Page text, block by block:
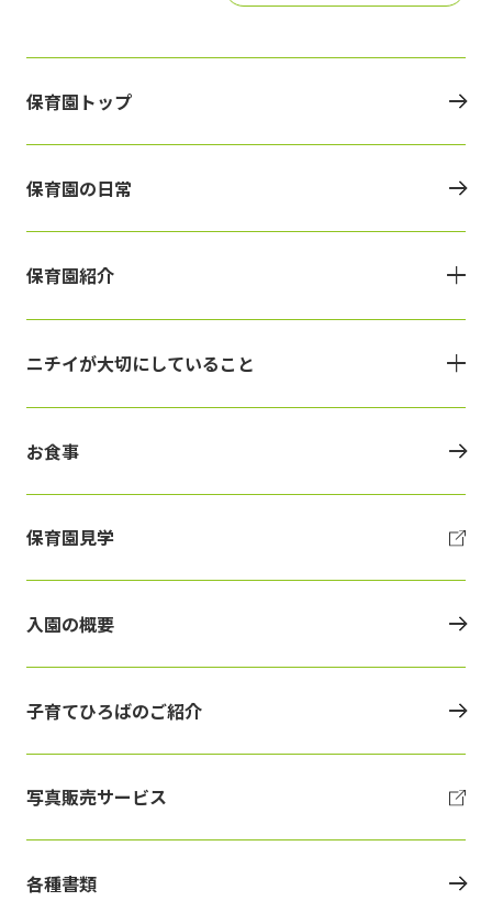
保育園トップ
保育園の日常
保育園紹介
ニチイが大切にしていること
お食事
保育園見学
入園の概要
子育てひろばのご紹介
写真販売サービス
各種書類